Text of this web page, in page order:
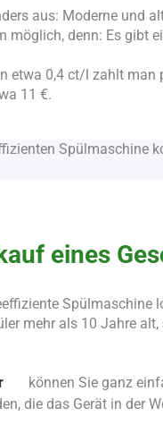
aus: Moderne und
möglich, denn: Es gibt
etwa 0,4 ct/l zahlt
11 €.
Spülmaschine
eines
Spülmaschine
mehr als 10 Jahre
können Sie ganz
die das Gerät in der